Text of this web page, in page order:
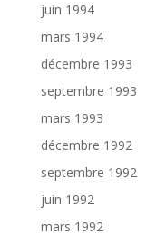
juin 1994
mars 1994
décembre 1993
septembre 1993
mars 1993
décembre 1992
septembre 1992
juin 1992
mars 1992